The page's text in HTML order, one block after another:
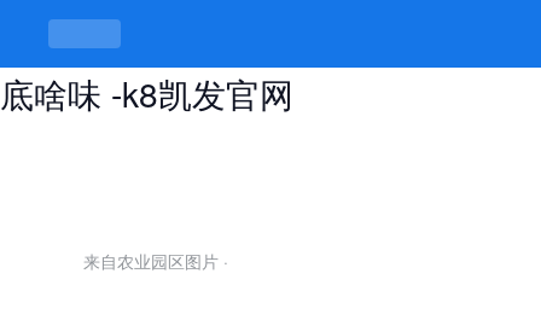
惠州南城街的妹子在哪里，妹子念念
底啥味 -k8凯发官网
来自农业园区图片 ·